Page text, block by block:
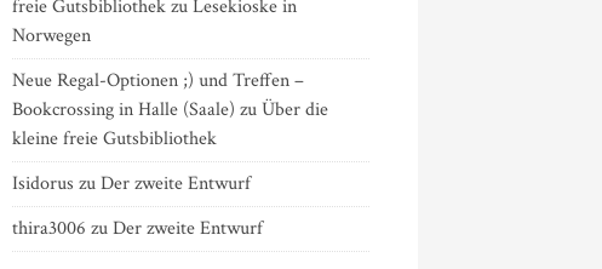
freie GutsbibliothekzuLesekioske in
Norwegen
Neue Regal-Optionen ;) und Treffen –
Bookcrossing in Halle (Saale) zuÜber die
kleine freie Gutsbibliothek
Isidorus zuDer zweite Entwurf
thira3006 zuDer zweite Entwurf